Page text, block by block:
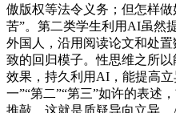
傲版权等法令义务；但怎样
苦”。第二类学生利用AI虽然
外国人，沿用阅读论文和处
致的回归模子。性思维之所
效果，持久利用AI，能提高
一”“第二”“第三”如许的表述
推敲。这就是质疑导向立异